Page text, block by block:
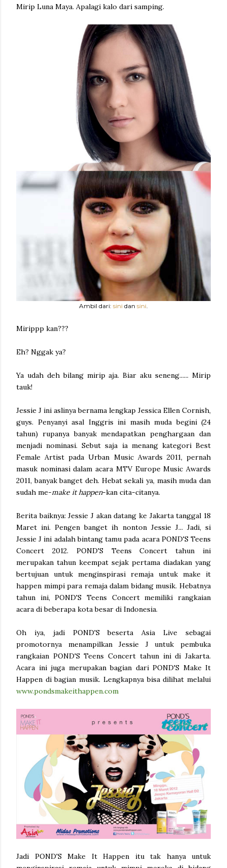
Mirip Luna Maya. Apalagi kalo dari samping.
Ambil dari: sini dan sini.
Mirippp kan???
Eh? Nggak ya?
Ya udah deh bilang mirip aja. Biar aku seneng...... Mirip
tauk!
Jessie J ini aslinya bernama lengkap Jessica Ellen Cornish,
guys. Penyanyi asal Inggris ini masih muda begini (24
tahun) rupanya banyak mendapatkan penghargaan dan
menjadi nominasi. Sebut saja ia menang kategori Best
Female Artist pada Urban Music Awards 2011, pernah
masuk nominasi dalam acara MTV Europe Music Awards
2011, banyak banget deh. Hebat sekali ya, masih muda dan
sudah me-make it happen-kan cita-citanya.
Berita baiknya: Jessie J akan datang ke Jakarta tanggal 18
Maret ini. Pengen banget ih nonton Jessie J... Jadi, si
Jessie J ini adalah bintang tamu pada acara POND'S Teens
Concert 2012. POND'S Teens Concert tahun ini
merupakan tahun keempat sejak pertama diadakan yang
bertujuan untuk menginspirasi remaja untuk make it
happen mimpi para remaja dalam bidang musik. Hebatnya
tahun ini, POND'S Teens Concert memiliki rangkaian
acara di beberapa kota besar di Indonesia.
Oh iya, jadi POND'S beserta Asia Live sebagai
promotornya menampilkan Jessie J untuk pembuka
rangkaian POND'S Teens Concert tahun ini di Jakarta.
Acara ini juga merupakan bagian dari POND'S Make It
Happen di bagian musik. Lengkapnya bisa dilihat melalui
www.pondsmakeithappen.com
Jadi POND'S Make It Happen itu tak hanya untuk